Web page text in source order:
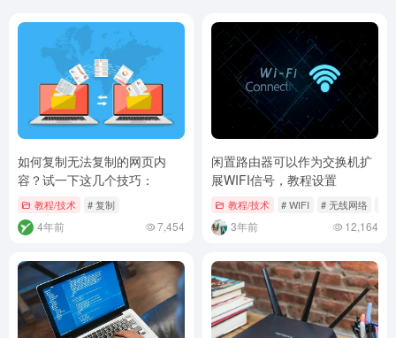
如何复制无法复制的网页内
容？试一下这几个技巧：
教程/技术 # 复制
4年前 7,454
闲置路由器可以作为交换机扩
展WIFI信号，教程设置
教程/技术 # WIFI # 无线网络
3年前 12,164